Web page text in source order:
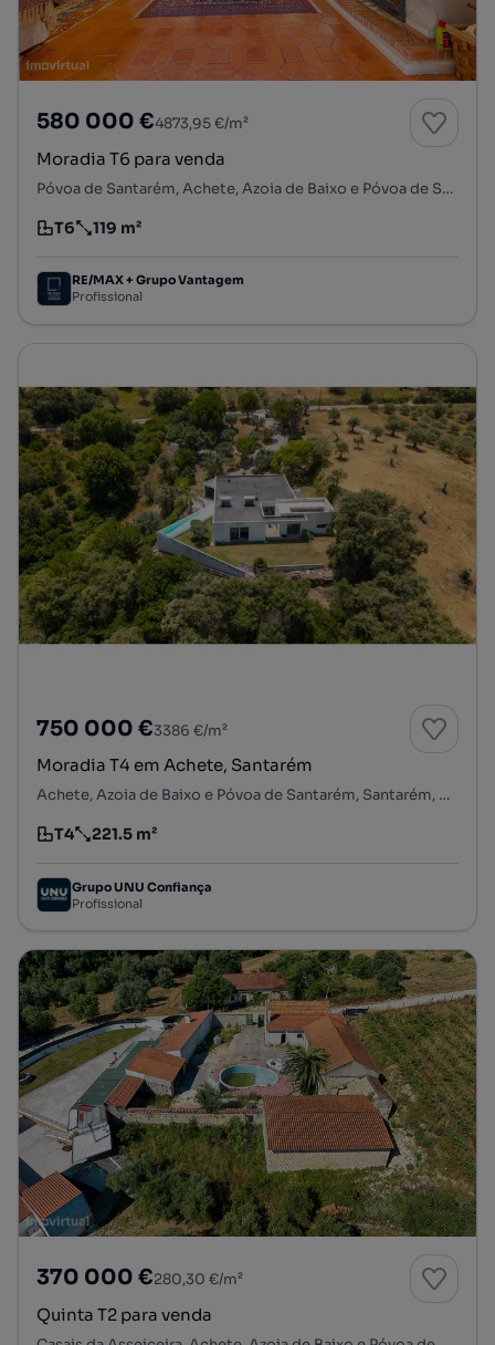
580 000 €4873,95 €/m²
Moradia T6 para venda
Póvoa de Santarém, Achete, Azoia de Baixo e Póvoa de Santarém, Santarém, Santarém
Tipologia
T6
Preço por metro quadrado
119 m²
RE/MAX + Grupo Vantagem
Profissional
750 000 €3386 €/m²
Moradia T4 em Achete, Santarém
Achete, Azoia de Baixo e Póvoa de Santarém, Santarém, Santarém
Tipologia
T4
Preço por metro quadrado
221.5 m²
Grupo UNU Confiança
Profissional
370 000 €280,30 €/m²
Quinta T2 para venda